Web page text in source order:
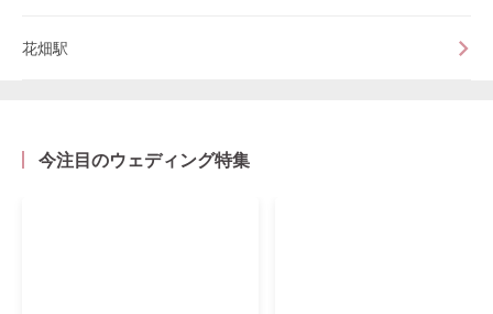
花畑駅
今注目のウェディング特集